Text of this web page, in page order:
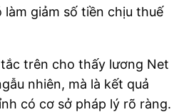
giảm số tiền chịu thuế
trên cho thấy lương Net
nhiên, mà là kết quả
có cơ sở pháp lý rõ ràng.